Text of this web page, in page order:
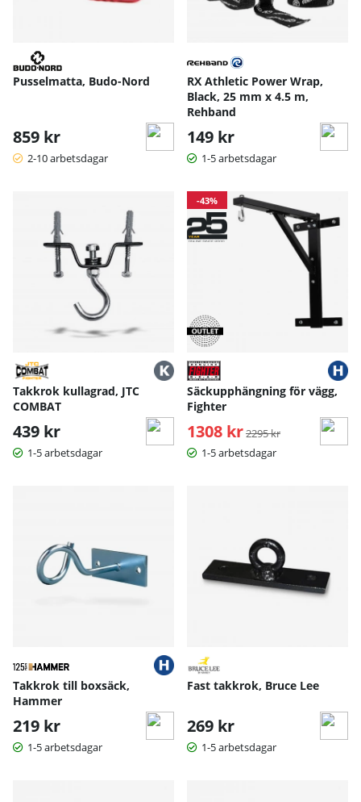
Pusselmatta, Budo-Nord
859 kr
2-10 arbetsdagar
RX Athletic Power Wrap,
Black, 25 mm x 4.5 m,
Rehband
149 kr
1-5 arbetsdagar
Takkrok kullagrad, JTC
COMBAT
439 kr
1-5 arbetsdagar
-43%
Säckupphängning för vägg,
Fighter
1308 kr Ordinarie pris:
2295 kr
1-5 arbetsdagar
Takkrok till boxsäck,
Hammer
219 kr
1-5 arbetsdagar
Fast takkrok, Bruce Lee
269 kr
1-5 arbetsdagar